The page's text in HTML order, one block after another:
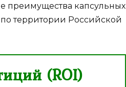
преимущества капсульных
территории Российской
(ROI)